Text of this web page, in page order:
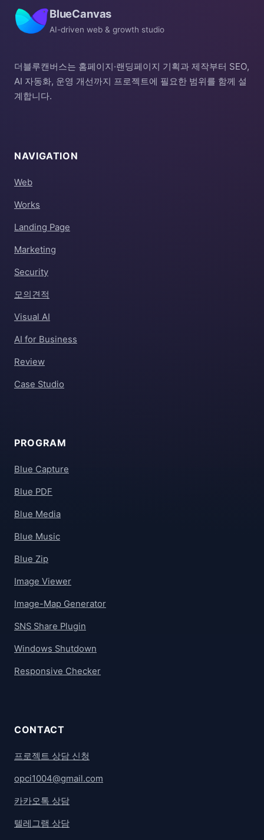
BlueCanvas
AI-driven web & growth studio
더블루캔버스는 홈페이지·랜딩페이지 기획과 제작부터 SEO,
AI 자동화, 운영 개선까지 프로젝트에 필요한 범위를 함께 설
계합니다.
NAVIGATION
Web
Works
Landing Page
Marketing
Security
모의견적
Visual AI
AI for Business
Review
Case Studio
PROGRAM
Blue Capture
Blue PDF
Blue Media
Blue Music
Blue Zip
Image Viewer
Image-Map Generator
SNS Share Plugin
Windows Shutdown
Responsive Checker
CONTACT
프로젝트 상담 신청
opci1004@gmail.com
카카오톡 상담
텔레그램 상담